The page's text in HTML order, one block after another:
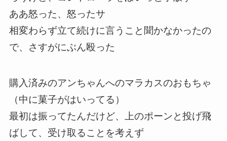
ああ怒った、怒ったサ
相変わらず立て続けに言うこと聞かなかったの
で、さすがにぶん殴った
購入済みのアンちゃんへのマラカスのおもちゃ
（中に菓子がはいってる）
最初は振ってたんだけど、上のポーンと投げ飛
ばして、受け取ることを考えず